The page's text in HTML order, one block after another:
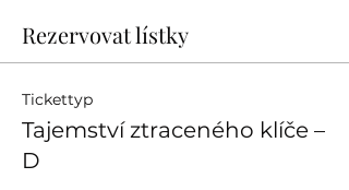
Rezervovat lístky
Tickettyp
Tajemství ztraceného klíče –
D